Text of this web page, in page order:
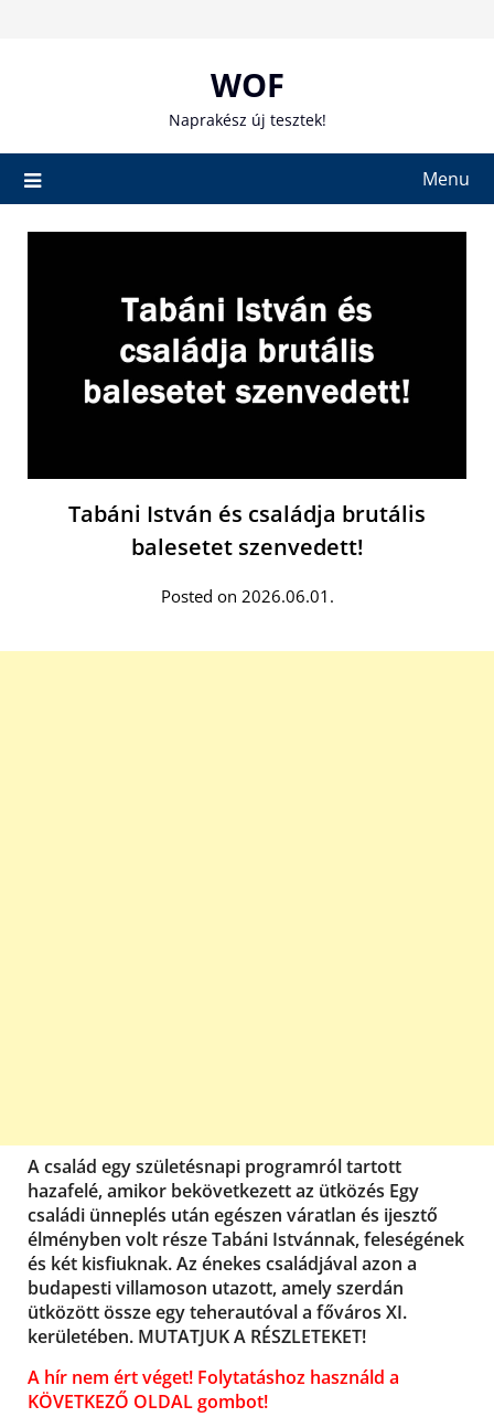
WOF
Naprakész új tesztek!
Menu
Tabáni István és családja brutális
balesetet szenvedett!
Posted on 2026.06.01.
A család egy születésnapi programról tartott
hazafelé, amikor bekövetkezett az ütközés Egy
családi ünneplés után egészen váratlan és ijesztő
élményben volt része Tabáni Istvánnak, feleségének
és két kisfiuknak. Az énekes családjával azon a
budapesti villamoson utazott, amely szerdán
ütközött össze egy teherautóval a főváros XI.
kerületében. MUTATJUK A RÉSZLETEKET!
A hír nem ért véget! Folytatáshoz használd a
KÖVETKEZŐ OLDAL gombot!